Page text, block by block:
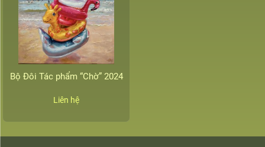
Bộ Đôi Tác phẩm “Chờ” 2024
Liên hệ